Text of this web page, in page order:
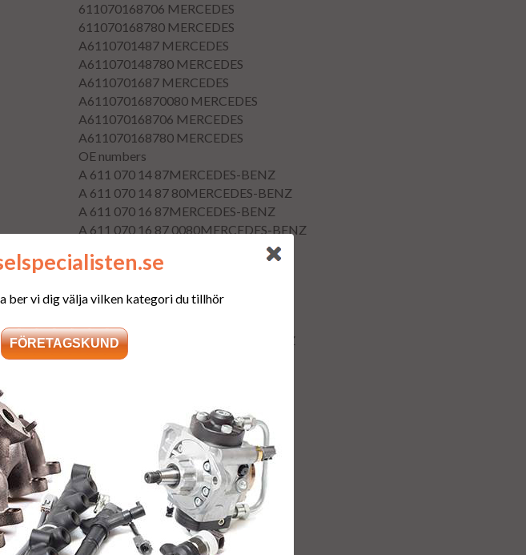
611070168706 MERCEDES
611070168780 MERCEDES
A6110701487 MERCEDES
A611070148780 MERCEDES
A6110701687 MERCEDES
A61107016870080 MERCEDES
A611070168706 MERCEDES
A611070168780 MERCEDES
OE numbers
A 611 070 14 87MERCEDES-BENZ
A 611 070 14 87 80MERCEDES-BENZ
A 611 070 16 87MERCEDES-BENZ
A 611 070 16 87 0080MERCEDES-BENZ
A 611 070 16 87 06MERCEDES-BENZ
A 611 070 16 87 80MERCEDES-BENZ
611 070 14 87 80MERCEDES-BENZ
611 070 16 87 0080MERCEDES-BENZ
611 070 16 87 06MERCEDES-BENZ
Frakt:
Fri frakt både tur & retur.
ber vi dig välja vilken kategori du tillhör